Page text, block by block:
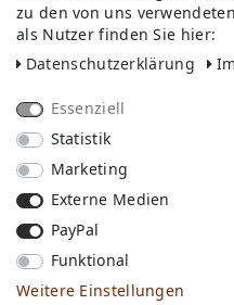
KI-
* Alle Preise inkl. ges. MwSt. zzgl.
** gilt für Lieferungen innerhalb
zu den von uns
als Nutzer finden Sie hier:
Daten­schutz­erklärung
Essenziell
Statistik
Marketing
Externe Medien
PayPal
Funktional
Weitere Einstellungen